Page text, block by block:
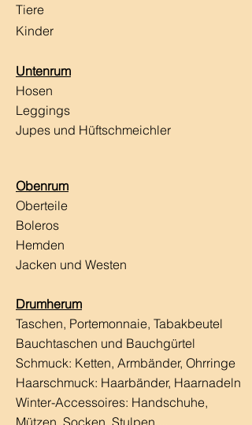
Tiere
Kinder
Untenrum
Hosen
Leggings
Jupes und Hüftschmeichler
Obenrum
Oberteile
Boleros
Hemden
Jacken und Westen
Drumherum
Taschen, Portemonnaie, Tabakbeutel
Bauchtaschen und Bauchgürtel
Schmuck: Ketten, Armbänder, Ohrringe
Haarschmuck: Haarbänder, Haarnadeln
Winter-Accessoires: Handschuhe,
Mützen, Socken, Stulpen,...